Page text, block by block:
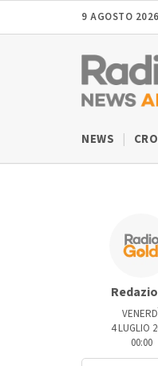
9 AGOSTO 2026
NEWS
4 LUGLIO
00:00